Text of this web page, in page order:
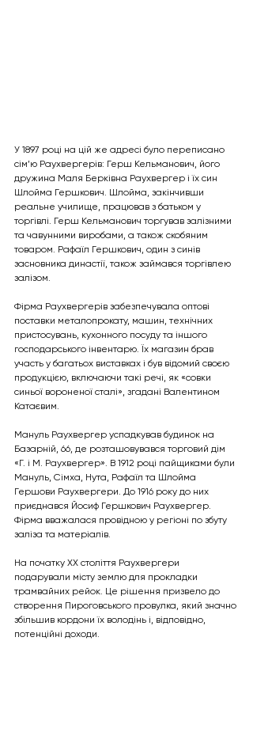
У 1897 році на цій же адресі було переписано
сім’ю Раухвергерів: Герш Кельманович, його
дружина Маля Берківна Раухвергер і їх син
Шлойма Гершкович. Шлойма, закінчивши
реальне училище, працював з батьком у
торгівлі. Герш Кельманович торгував залізними
та чавунними виробами, а також скобяним
товаром. Рафаїл Гершкович, один з синів
засновника династії, також займався торгівлею
залізом.
Фірма Раухвергерів забезпечувала оптові
поставки металопрокату, машин, технічних
пристосувань, кухонного посуду та іншого
господарського інвентарю. Їх магазин брав
участь у багатьох виставках і був відомий своєю
продукцією, включаючи такі речі, як «совки
синьої вороненої сталі», згадані Валентином
Катаєвим.
Мануль Раухвергер успадкував будинок на
Базарній, 66, де розташовувався торговий дім
«Г. і М. Раухвергер». В 1912 році пайщиками були
Мануль, Сімха, Нута, Рафаїл та Шлойма
Гершови Раухвергери. До 1916 року до них
приєднався Йосиф Гершкович Раухвергер.
Фірма вважалася провідною у регіоні по збуту
заліза та матеріалів.
На початку ХХ століття Раухвергери
подарували місту землю для прокладки
трамвайних рейок. Це рішення призвело до
створення Пироговського провулка, який значно
збільшив кордони їх володінь і, відповідно,
потенційні доходи.